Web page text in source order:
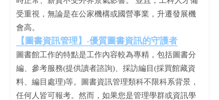
受重視，無論是在公家機構或國營事業，升遷發展機
會高。
【圖書資訊管理】-優質圖書資訊的守護者
圖書館工作的特點是工作內容較為專精，包括圖書分
編、參考服務(提供讀者諮詢)、採訪編目(採買館藏資
料、編目處理)等。圖書資訊管理類科不限科系背景，
任何人皆可報考。然而，如果您是管理學群或資訊學